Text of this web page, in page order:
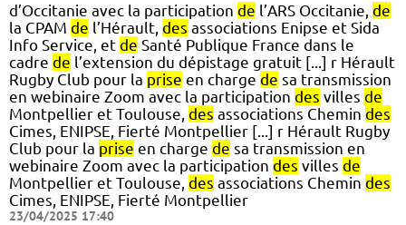
d’Occitanie avec la participation de l’ARS Occitanie, de
la CPAM de l’Hérault, des associations Enipse et Sida
Info Service, et de Santé Publique France dans le
cadre de l’extension du dépistage gratuit [...] r Hérault
Rugby Club pour la prise en charge de sa transmission
en webinaire Zoom avec la participation des villes de
Montpellier et Toulouse, des associations Chemin des
Cimes, ENIPSE, Fierté Montpellier [...] r Hérault Rugby
Club pour la prise en charge de sa transmission en
webinaire Zoom avec la participation des villes de
Montpellier et Toulouse, des associations Chemin des
Cimes, ENIPSE, Fierté Montpellier
23/04/2025 17:40